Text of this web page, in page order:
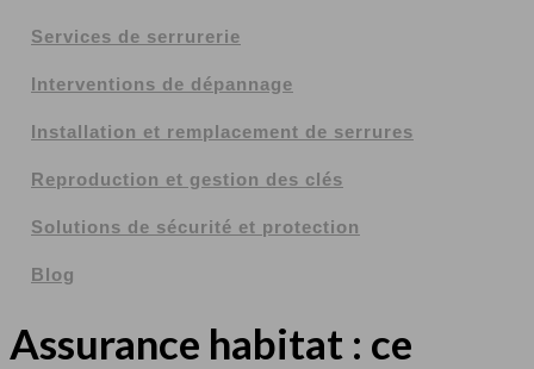
Services de serrurerie
Interventions de dépannage
Installation et remplacement de serrures
Reproduction et gestion des clés
Solutions de sécurité et protection
Blog
Assurance habitat : ce